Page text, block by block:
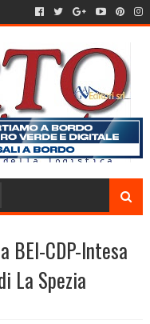
BEI-CDP-Intesa
La Spezia